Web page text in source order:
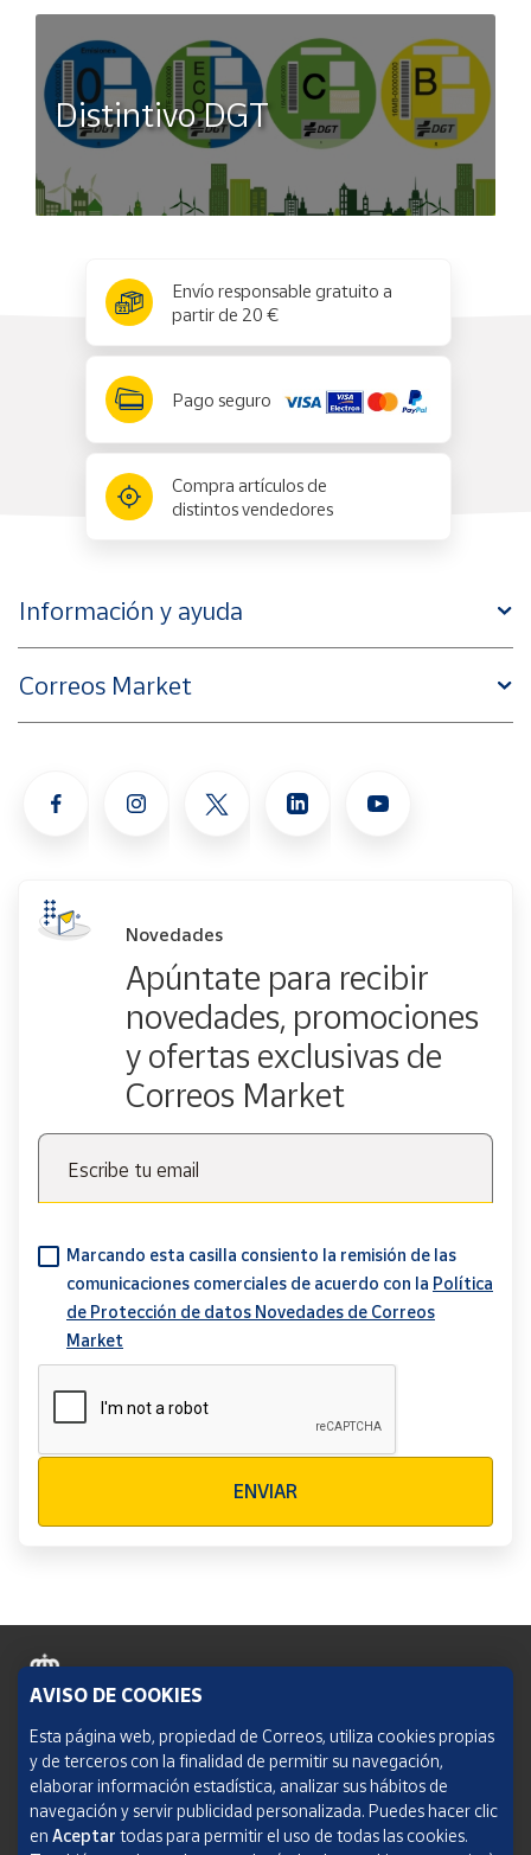
Distintivo DGT
Envío responsable gratuito a
partir de 20 €
Pago seguro
Compra artículos de
distintos vendedores
Información y ayuda
Correos Market
Novedades
Apúntate para recibir
novedades, promociones
y ofertas exclusivas de
Correos Market
Escribe tu email
Marcando esta casilla consiento la remisión de las
comunicaciones comerciales de acuerdo con la Política
de Protección de datos Novedades de Correos
Market
ENVIAR
Política de cookies
Aviso legal
Condiciones del servicio
AVISO DE COOKIES
Esta página web, propiedad de Correos, utiliza cookies propias
y de terceros con la finalidad de permitir su navegación,
elaborar información estadística, analizar sus hábitos de
navegación y servir publicidad personalizada. Puedes hacer clic
en Aceptar todas para permitir el uso de todas las cookies.